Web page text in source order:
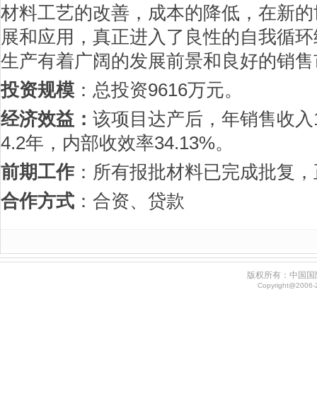
材料工艺的改善，成本的降低，在新
展和应用，真正进入了良性的自我循
生产有着广阔的发展前景和良好的销
投资规模 ：总投资9616万元。
经济效益： 该项目达产后，年销售收
4.2年，内部收效率34.13%。
前期工作：所有报批材料已完成批复
合作方式 ：合资、贷款
版权所有：中国
Copyright@2006-